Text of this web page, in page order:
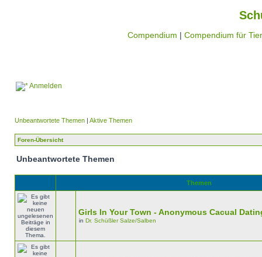
Compendium | Compendium für
Anmelden
Unbeantwortete Themen | Aktive Themen
Foren-Übersicht
Unbeantwortete Themen
Themen
Girls In Your Town - Anonymous Cacual
in Dr. Schüßler Salze/Salben